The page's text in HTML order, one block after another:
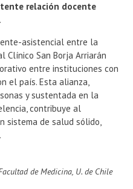
relación docente
asistencial entre la
Clínico San Borja Arriarán
entre instituciones con
el país. Esta alianza,
y sustentada en la
contribuye al
sistema de salud sólido,
de Medicina, U. de Chile